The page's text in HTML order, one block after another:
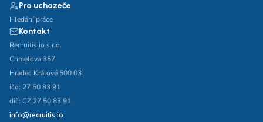
Pro uchazeče
Hledání práce
Kontakt
Recruitis.io s.r.o.
Chmelova 357
Hradec Králové 500 03
ičo: 27 50 83 91
dič: CZ 27 50 83 91
info@recruitis.io